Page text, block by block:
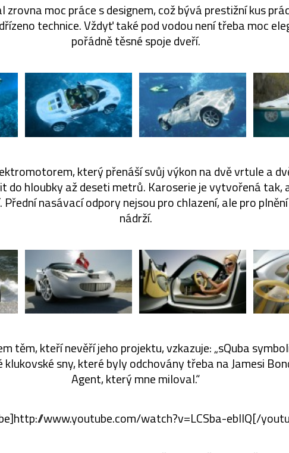
zrovna moc práce s designem, což bývá prestižní kus
technice. Vždyť také pod vodou není třeba moc
pořádně těsné spoje dveří.
který přenáší svůj výkon na dvě vrtule a
do hloubky až deseti metrů. Karoserie je vytvořená tak,
Přední nasávací odpory nejsou pro chlazení, ale pro
nádrží.
těm, kteří nevěří jeho projektu, vzkazuje: „sQuba
klukovské sny, které byly odchovány třeba na Jamesi
Agent, který mne miloval.“
www.youtube.com/watch?v=LCSba-ebIIQ[/